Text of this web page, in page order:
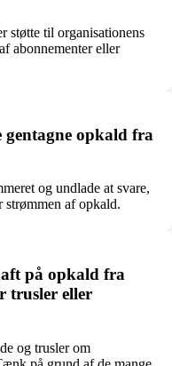
støtte til organisationens
abonnementer eller
opkald fra
og undlade at svare,
strømmen af opkald.
på opkald fra
trusler eller
og trusler om